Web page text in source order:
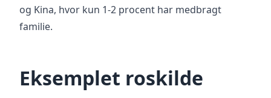
og Kina, hvor kun 1-2 procent har medbragt
familie.
Eksemplet roskilde